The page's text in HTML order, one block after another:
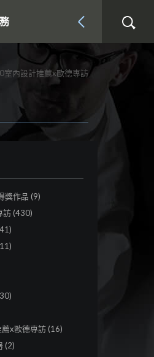
室內設計推薦x歐德專訪
獎作品 (9)
訪 (430)
x歐德專訪 (16)
(2)